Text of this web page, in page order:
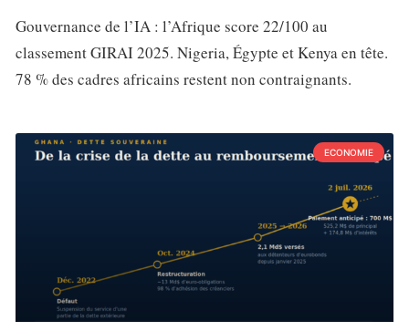
Gouvernance de l’IA : l’Afrique score 22/100 au
classement GIRAI 2025. Nigeria, Égypte et Kenya en tête.
78 % des cadres africains restent non contraignants.
ECONOMIE